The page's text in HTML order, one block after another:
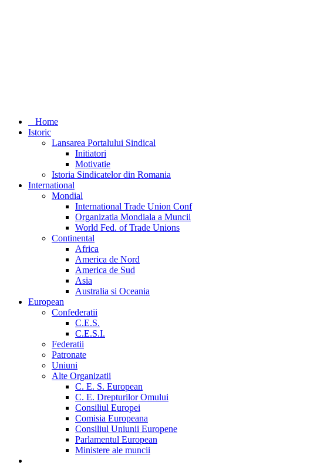
Home
Istoric
Lansarea Portalului Sindical
Initiatori
Motivatie
Istoria Sindicatelor din Romania
International
Mondial
International Trade Union Conf
Organizatia Mondiala a Muncii
World Fed. of Trade Unions
Continental
Africa
America de Nord
America de Sud
Asia
Australia si Oceania
European
Confederatii
C.E.S.
C.E.S.I.
Federatii
Patronate
Uniuni
Alte Organizatii
C. E. S. European
C. E. Drepturilor Omului
Consiliul Europei
Comisia Europeana
Consiliul Uniunii Europene
Parlamentul European
Ministere ale muncii